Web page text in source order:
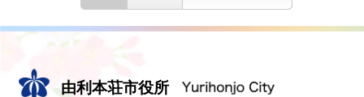
由利本荘市役所